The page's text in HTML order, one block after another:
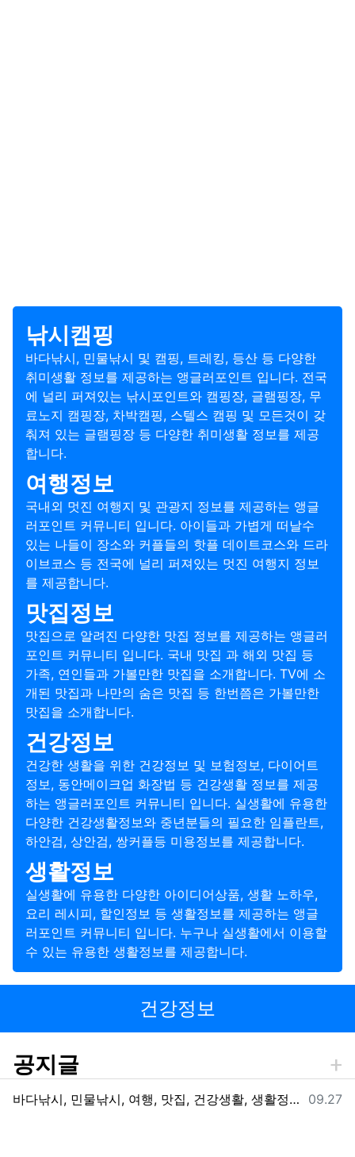
낚시캠핑
바다낚시, 민물낚시 및 캠핑, 트레킹, 등산 등 다양한
취미생활 정보를 제공하는 앵글러포인트 입니다. 전국
에 널리 퍼져있는 낚시포인트와 캠핑장, 글램핑장, 무
료노지 캠핑장, 차박캠핑, 스텔스 캠핑 및 모든것이 갖
춰져 있는 글램핑장 등 다양한 취미생활 정보를 제공
합니다.
여행정보
국내외 멋진 여행지 및 관광지 정보를 제공하는 앵글
러포인트 커뮤니티 입니다. 아이들과 가볍게 떠날수
있는 나들이 장소와 커플들의 핫플 데이트코스와 드라
이브코스 등 전국에 널리 퍼져있는 멋진 여행지 정보
를 제공합니다.
맛집정보
맛집으로 알려진 다양한 맛집 정보를 제공하는 앵글러
포인트 커뮤니티 입니다. 국내 맛집 과 해외 맛집 등
가족, 연인들과 가볼만한 맛집을 소개합니다. TV에 소
개된 맛집과 나만의 숨은 맛집 등 한번쯤은 가볼만한
맛집을 소개합니다.
건강정보
건강한 생활을 위한 건강정보 및 보험정보, 다이어트
정보, 동안메이크업 화장법 등 건강생활 정보를 제공
하는 앵글러포인트 커뮤니티 입니다. 실생활에 유용한
다양한 건강생활정보와 중년분들의 필요한 임플란트,
하안검, 상안검, 쌍커플등 미용정보를 제공합니다.
생활정보
실생활에 유용한 다양한 아이디어상품, 생활 노하우,
요리 레시피, 할인정보 등 생활정보를 제공하는 앵글
러포인트 커뮤니티 입니다. 누구나 실생활에서 이용할
수 있는 유용한 생활정보를 제공합니다.
건강정보
공지글
등록일
09.27
바다낚시, 민물낚시, 여행, 맛집, 건강생활, 생활정보를 제공하는 앵글러포인트 입니다.